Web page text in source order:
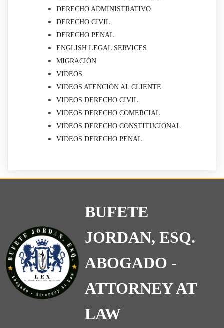
DERECHO ADMINISTRATIVO
DERECHO CIVIL
DERECHO PENAL
ENGLISH LEGAL SERVICES
MIGRACIÓN
VIDEOS
VIDEOS ATENCIÓN AL CLIENTE
VIDEOS DERECHO CIVIL
VIDEOS DERECHO COMERCIAL
VIDEOS DERECHO CONSTITUCIONAL
VIDEOS DERECHO PENAL
BUFETE
JORDAN, ESQ.
ABOGADO -
ATTORNEY AT
LAW